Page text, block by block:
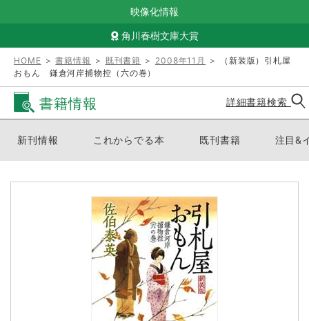
映像化情報
角川春樹文庫大賞
HOME ＞書籍情報 ＞ 既刊書籍 ＞ 2008年11月
＞ （新装版）引札屋
おもん 鎌倉河岸捕物控（六の巻）
書籍情報 詳細書籍検索
新刊情報 これからでる本 既刊書籍 注目&